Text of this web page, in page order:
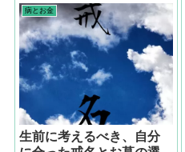
病とお金
生前に考えるべき、自分